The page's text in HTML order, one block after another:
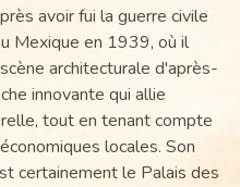
avoir fui la guerre civile
Mexique en 1939, où il
architecturale d'après-
innovante qui allie
tout en tenant compte
locales. Son
certainement le Palais des